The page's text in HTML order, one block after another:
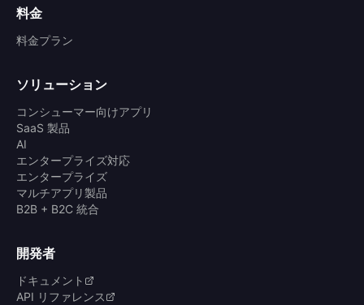
料金
料金プラン
ソリューション
コンシューマー向けアプリ
SaaS 製品
AI
エンタープライズ対応
エンタープライズ
マルチアプリ製品
B2B + B2C 統合
開発者
ドキュメント
API リファレンス